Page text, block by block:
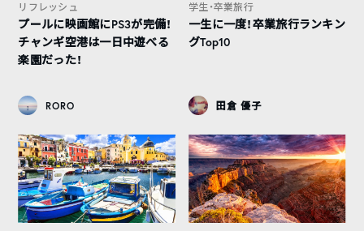
リフレッシュ
プールに映画館にPS3が完備！
チャンギ空港は一日中遊べる
楽園だった！
RORO
学生・卒業旅行
一生に一度！卒業旅行ランキン
グTop10
田倉 優子